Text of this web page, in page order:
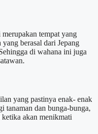
tempat yang
berasal dari Jepang
di wahana ini juga
yang pastinya enak- enak
tanaman dan bunga-bunga,
ketika akan menikmati